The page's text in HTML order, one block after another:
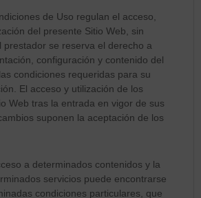
de Uso regulan el acceso,
del presente Sitio Web, sin
prestador se reserva el derecho a
configuración y contenido del
condiciones requeridas para su
El acceso y utilización de los
Web tras la entrada en vigor de sus
suponen la aceptación de los
a determinados contenidos y la
servicios puede encontrarse
condiciones particulares, que